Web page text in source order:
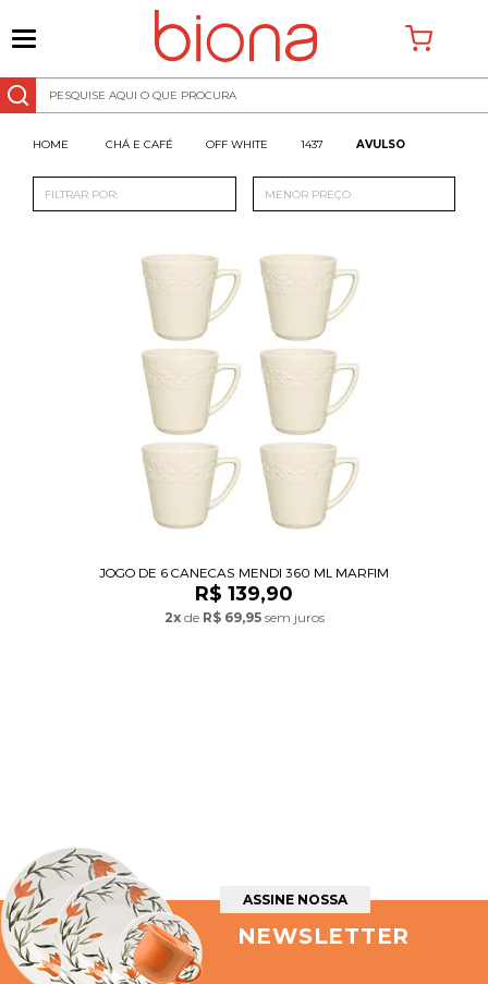
CHÁ E CAFÉ OFF WHITE 1437 AVULSO
FILTRAR POR: MENOR PREÇO
JOGO DE 6 CANECAS MENDI 360 ML MARFIM
R$ 139,90
2xde R$ 69,95sem juros
ASSINE NOSSA
NEWSLETTER